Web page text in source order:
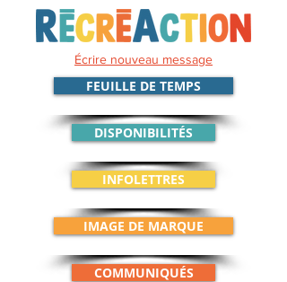
FEUILLE DE TEMPS
DISPONIBILITÉS
INFOLETTRES
IMAGE DE MARQUE
COMMUNIQUÉS
Écrire nouveau message